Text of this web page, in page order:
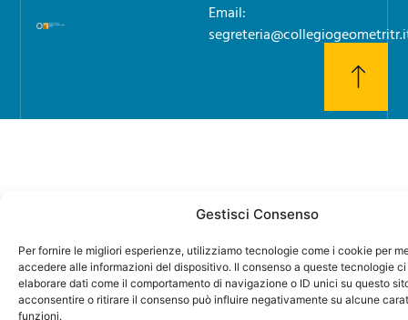
Gestisci Consenso
Per fornire le migliori esperienze, utilizziamo tecnologie come i cookie per
accedere alle informazioni del dispositivo. Il consenso a queste tecnologie
elaborare dati come il comportamento di navigazione o ID unici su questo
acconsentire o ritirare il consenso può influire negativamente su alcune
funzioni.
Email: